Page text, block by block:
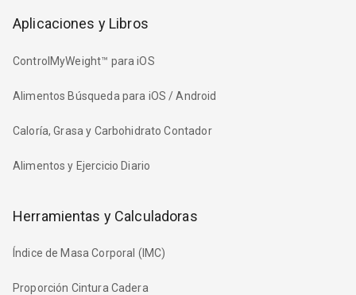
Aplicaciones y Libros
ControlMyWeight™ para iOS
Alimentos Búsqueda para iOS / Android
Caloría, Grasa y Carbohidrato Contador
Alimentos y Ejercicio Diario
Herramientas y Calculadoras
Índice de Masa Corporal (IMC)
Proporción Cintura Cadera